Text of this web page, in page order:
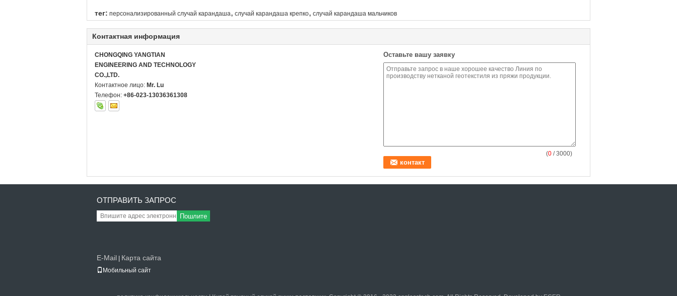
тег: персонализированный случай карандаша, случай карандаша крепко, случай карандаша мальчиков
Контактная информация
CHONGQING YANGTIAN
ENGINEERING AND TECHNOLOGY
CO.,LTD.
Контактное лицо: Mr. Lu
Телефон: +86-023-13036361308
Оставьте вашу заявку
(0 / 3000)
ОТПРАВИТЬ ЗАПРОС
Пошлите
E-Mail Карта сайта
Мобильный сайт